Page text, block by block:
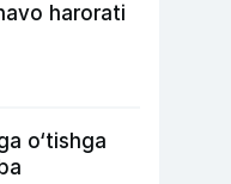
harorati
o‘tishga